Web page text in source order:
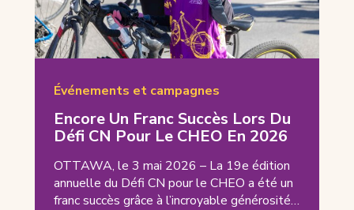
Événements et campagnes
Encore Un Franc Succès Lors Du
Défi CN Pour Le CHEO En 2026
OTTAWA, le 3 mai 2026 – La 19e édition
annuelle du Défi CN pour le CHEO a été un
franc succès grâce à l’incroyable générosité…